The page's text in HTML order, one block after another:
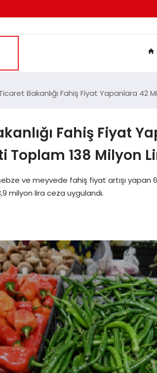
Bakanlığı Fahiş Fiyat Yapanlara 42
Fahiş Fiyat
Toplam 138 Milyon
ve meyvede fahiş fiyat artışı
milyon lira ceza uygulandı.